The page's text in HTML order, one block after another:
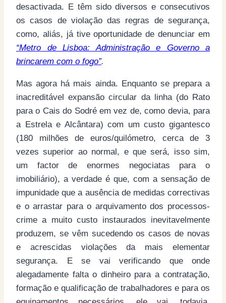
desactivada. E têm sido diversos e consecutivos
os casos de violação das regras de segurança,
como, aliás, já tive oportunidade de denunciar em
“Metro de Lisboa: Administração e Governo a
brincarem com o fogo”.
Mas agora há mais ainda. Enquanto se prepara a
inacreditável expansão circular da linha (do Rato
para o Cais do Sodré em vez de, como devia, para
a Estrela e Alcântara) com um custo gigantesco
(180 milhões de euros/quilómetro, cerca de 3
vezes superior ao normal, e que será, isso sim,
um factor de enormes negociatas para o
imobiliário), a verdade é que, com a sensação de
impunidade que a ausência de medidas correctivas
e o arrastar para o arquivamento dos processos-
crime a muito custo instaurados inevitavelmente
produzem, se vêm sucedendo os casos de novas
e acrescidas violações da mais elementar
segurança. E se vai verificando que onde
alegadamente falta o dinheiro para a contratação,
formação e qualificação de trabalhadores e para os